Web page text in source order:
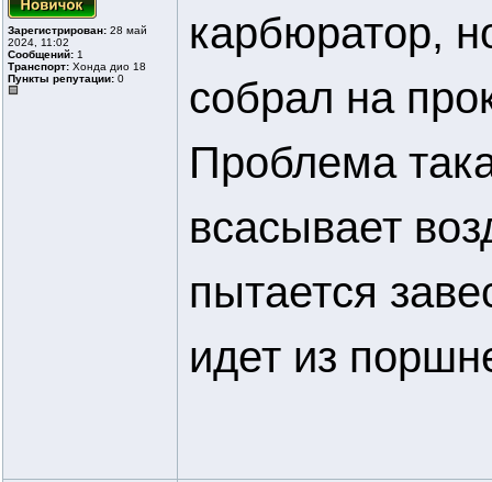
Зарегистрирован: 28 май
2024, 11:02
Сообщений: 1
Транспорт: Хонда дио 18
Пункты репутации: 0
карбюратор,
собрал на
Проблема
всасывает
пытается
идет из